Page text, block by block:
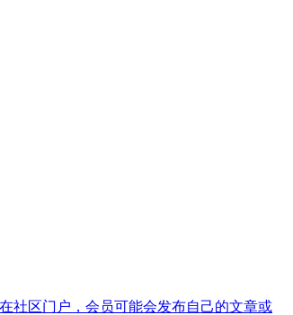
社区门户，会员可能会发布自己的文章或